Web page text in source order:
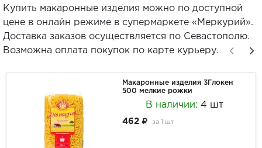
Купить макаронные изделия можно по доступной
цене в онлайн режиме в супермаркете «Меркурий».
Доставка заказов осуществляется по Севастополю.
Возможна оплата покупок по карте курьеру.
Макаронные изделия 3Глокен
500 мелкие рожки
В наличии: 4 шт
462 за 1 шт